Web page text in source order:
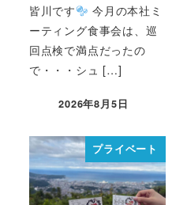
皆川です
今月の本社ミ
ーティング食事会は、巡
回点検で満点だったの
で・・・シュ […]
2026年8月5日
プライベート